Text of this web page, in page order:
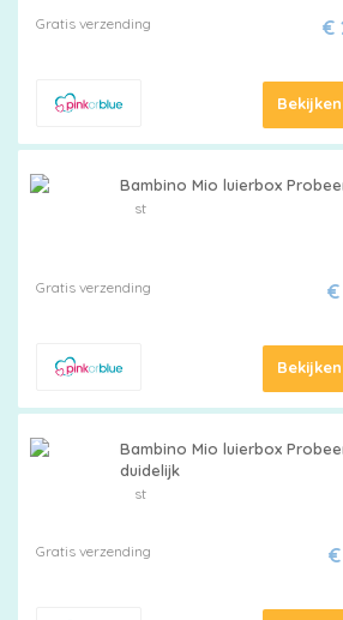
Kies
Pampers
korting
Gratis verzending €
Bekijken
Bambino Mio luierbox
st
Gratis verzending €
Bekijken
Bambino Mio luierbox
duidelijk
st
Gratis verzending